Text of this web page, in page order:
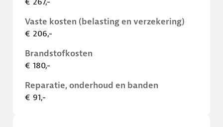
Vaste kosten (belasting en verzekering)
€ 206,-
Brandstofkosten
€ 180,-
Reparatie, onderhoud en banden
€ 91,-